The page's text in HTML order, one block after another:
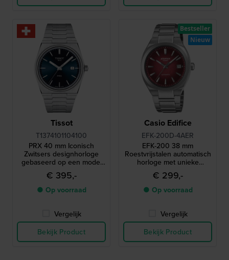
Tissot
T1374101104100
PRX 40 mm Iconisch
Zwitsers designhorloge
gebaseerd op een model
uit 1978
€ 395,-
● Op voorraad
Vergelijk
Bekijk Product
Casio Edifice
EFK-200D-4AER
EFK-200 38 mm
Roestvrijstalen automatisch
horloge met unieke
gelaagde wijzerplaat
€ 299,-
● Op voorraad
Vergelijk
Bekijk Product
Bestseller
Nieuw